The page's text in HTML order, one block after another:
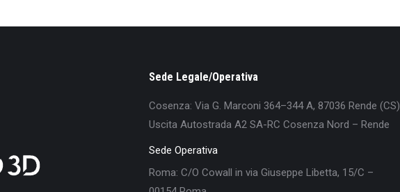
Sede Legale/Operativa
Cosenza: Via G. Marconi 364–344 A, 87036 Rende (CS)
Uscita Autostrada A2 SA-RC Cosenza Nord – Rende
Sede Operativa
Roma: C/O Cowall in via Giuseppe Libetta, 15/C –